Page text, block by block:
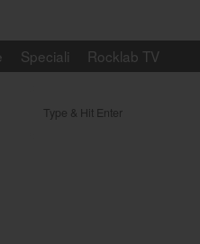
Speciali Rocklab TV